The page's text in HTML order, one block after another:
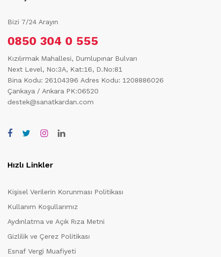
Bizi 7/24 Arayın
0850 304 0 555
Kızılırmak Mahallesi, Dumlupınar Bulvarı
Next Level, No:3A, Kat:16, D.No:81
Bina Kodu: 26104396 Adres Kodu: 1208886026
Çankaya / Ankara PK:06520
destek@sanatkardan.com
Hızlı Linkler
Kişisel Verilerin Korunması Politikası
Kullanım Koşullarımız
Aydınlatma ve Açık Rıza Metni
Gizlilik ve Çerez Politikası
Esnaf Vergi Muafiyeti